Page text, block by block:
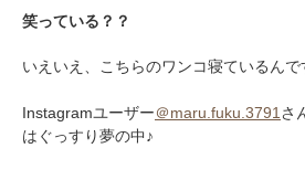
笑っている？？
いえいえ、こちらのワンコ寝ているんで
Instagramユーザー＠maru.fuku.3791 さ
はぐっすり夢の中♪